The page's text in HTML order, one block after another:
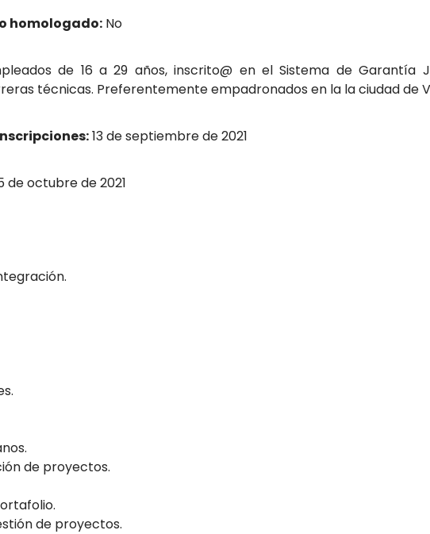
homologado: No
de 16 a 29 años, inscrito@ en el Sistema de Garantía
técnicas. Preferentemente empadronados en la la ciudad de
13 de septiembre de 2021
de octubre de 2021
de proyectos.
de proyectos.